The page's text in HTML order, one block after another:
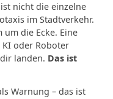
nicht die einzelne
im Stadtverkehr.
die Ecke. Eine
KI oder Roboter
landen. Das ist
Warnung – das ist